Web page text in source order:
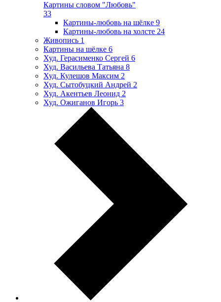
Картины словом "Любовь"
33
Картины-любовь на шёлке 9
Картины-любовь на холсте 24
Живопись 1
Картины на шёлке 6
Худ. Герасименко Сергей 6
Худ. Васильева Татьяна 8
Худ. Кулешов Максим 2
Худ. Сытобуцкий Андрей 2
Худ. Акентьев Леонид 2
Худ. Ожиганов Игорь 3